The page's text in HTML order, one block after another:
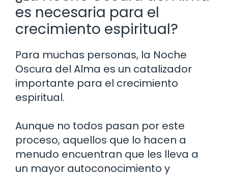
es necesaria para el
crecimiento espiritual?
Para muchas personas, la Noche
Oscura del Alma es un catalizador
importante para el crecimiento
espiritual.
Aunque no todos pasan por este
proceso, aquellos que lo hacen a
menudo encuentran que les lleva a
un mayor autoconocimiento y